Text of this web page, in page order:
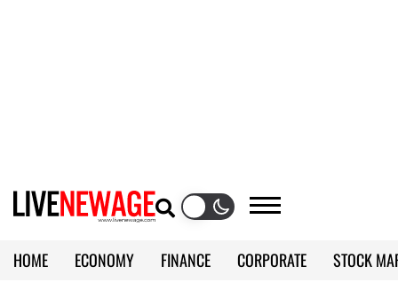
HOME ECONOMY FINANCE CORPORATE
STOCK